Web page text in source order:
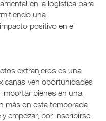
en la logística para
una
positivo en el
extranjeros es una
ven oportunidades
bienes en una
más en esta temporada.
empezar, por inscribirse